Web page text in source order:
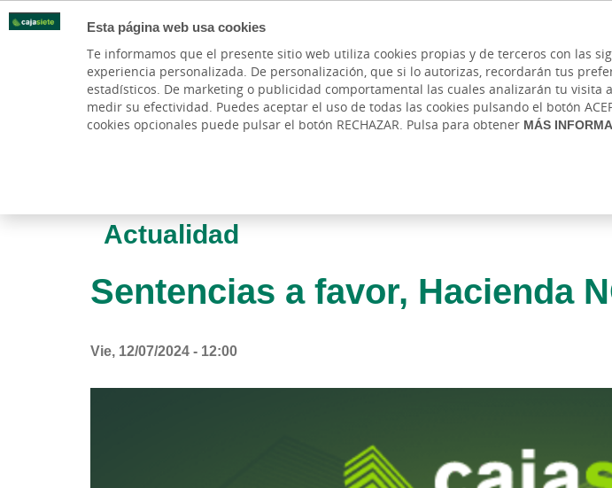
Esta página web usa cookies
Te informamos que el presente sitio web utiliza cookies propias y de terceros con las
experiencia personalizada. De personalización, que si lo autorizas, recordarán tus
estadísticos. De marketing o publicidad comportamental las cuales analizarán tu
medir su efectividad. Puedes aceptar el uso de todas las cookies pulsando el botón
cookies opcionales puede pulsar el botón RECHAZAR. Pulsa para obtener MÁS
PARTICULARES BANCA PRIVADA AUTÓNOMOS Y
Actualidad
Sentencias a favor, Hacienda
Vie, 12/07/2024 - 12:00